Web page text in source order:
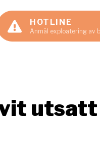
HOTLINE
Anmäl exploatering av
utsatt